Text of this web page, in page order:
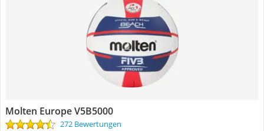
Molten Europe V5B5000
272 Bewertungen